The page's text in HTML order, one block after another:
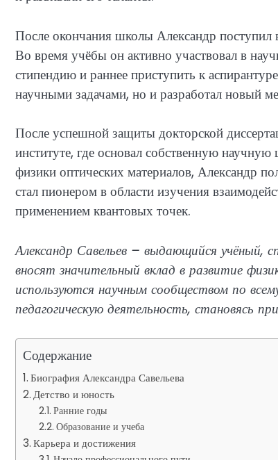
После окончания школы Александр поступил
Во время учёбы он активно участвовал в
стипендию и раннее приступить к
научными задачами, но и разработал новый
После успешной защиты докторской
институте, где основал собственную
физики оптических материалов, Александр
стал пионером в области изучения
применением квантовых точек.
Александр Савельев – выдающийся учёный,
вносят значительный вклад в развитие
используются научным сообществом по
педагогическую деятельность, становясь
Содержание
Биография Александра Савельева
Детство и юность
Ранние годы
Образование и учеба
Карьера и достижения